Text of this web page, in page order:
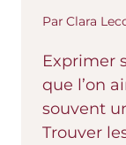
Par Clara
Exprimer
que l’on
souvent
Trouver